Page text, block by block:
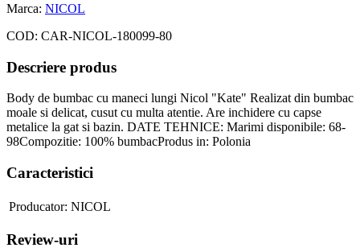
Marca: NICOL
COD: CAR-NICOL-180099-80
Descriere produs
Body de bumbac cu maneci lungi Nicol "Kate" Realizat din bumbac
moale si delicat, cusut cu multa atentie. Are inchidere cu capse
metalice la gat si bazin. DATE TEHNICE: Marimi disponibile: 68-
98Compozitie: 100% bumbacProdus in: Polonia
Caracteristici
Producator: NICOL
Review-uri